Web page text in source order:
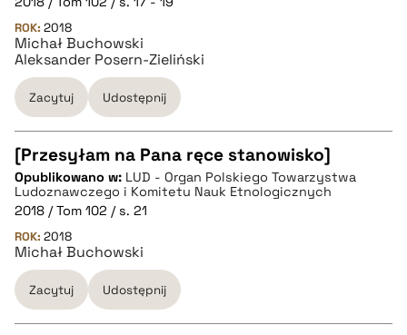
pobierz cytat
BIBTEX
ROK: 2018
Michał Buchowski
Aleksander Posern-Zieliński
Zacytuj Udostępnij
CZYSTY TEKST
pobierz cytat
BIBTEX
[Przesyłam na Pana ręce stanowisko]
Opublikowano w: LUD - Organ Polskiego Towarzystwa
Ludoznawczego i Komitetu Nauk Etnologicznych
2018 / Tom 102 / s. 21
ROK: 2018
Michał Buchowski
Zacytuj Udostępnij